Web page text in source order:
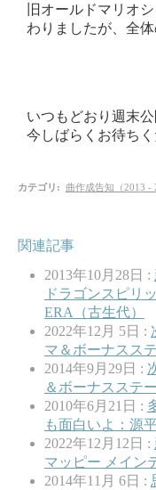
旧オールドマリオ
わりましたが、全
いつもどおり週末公
今しばらくお待ちく
カテゴリ : 曲作成告知（2013 -
関連記事
2013年10月28日 :
ドラゴンスピリ
ERA（古生代）
2022年12月 5日 :
マ＆ボーナスス
2014年9月29日 :
＆ボーナスステ
2010年6月21日 :
も面白いよ：源
2022年12月12日 :
マッピー メイン
2014年11月 6日 :